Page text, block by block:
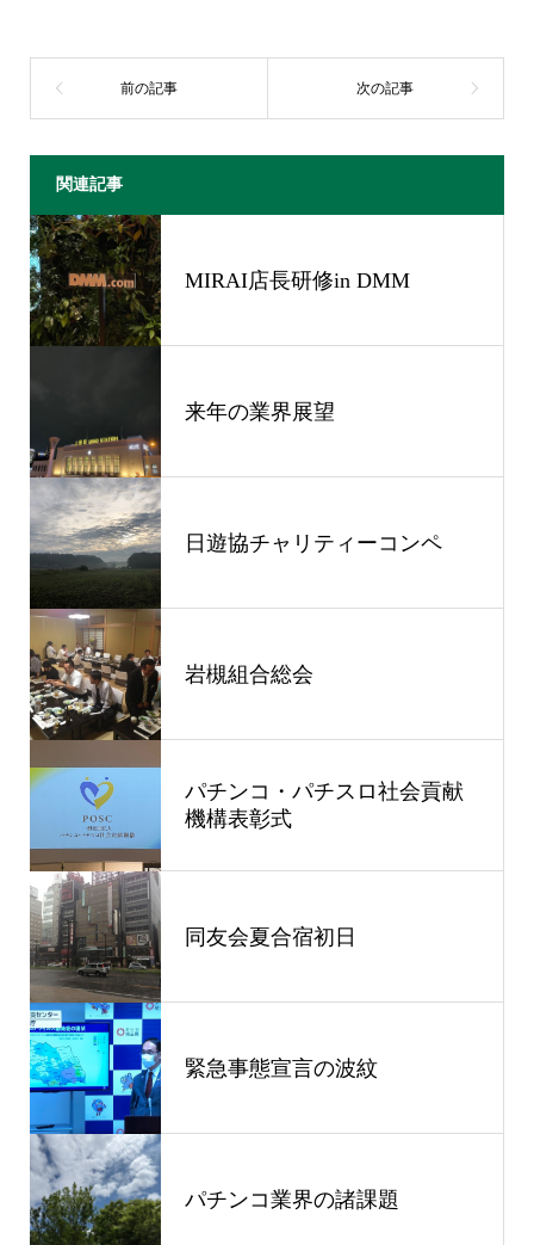
関連記事
MIRAI店長研修in DMM
来年の業界展望
日遊協チャリティーコンペ
岩槻組合総会
パチンコ・パチスロ社会貢献
機構表彰式
同友会夏合宿初日
緊急事態宣言の波紋
パチンコ業界の諸課題